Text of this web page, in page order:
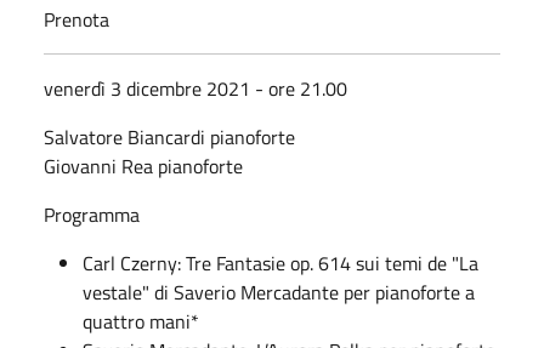
Prenota
venerdì 3 dicembre 2021 - ore 21.00
Salvatore Biancardi pianoforte
Giovanni Rea pianoforte
Programma
Carl Czerny: Tre Fantasie op. 614 sui temi de "La
vestale" di Saverio Mercadante per pianoforte a
quattro mani*